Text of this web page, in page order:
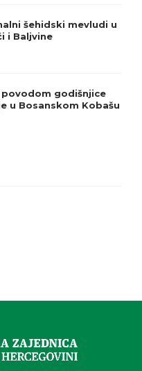
šehidski mevludi u
i Baljvine
godišnjice
u Bosanskom Kobašu